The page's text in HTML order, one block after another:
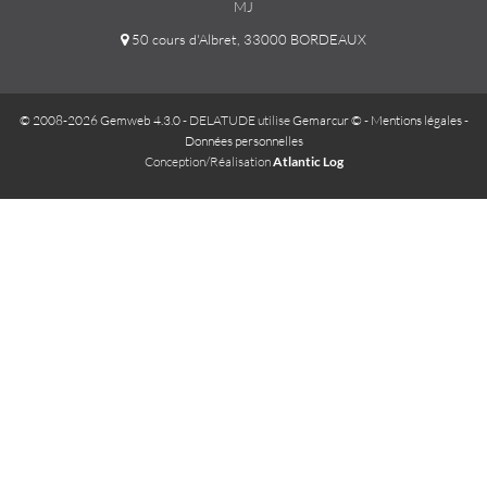
MJ
50 cours d'Albret, 33000 BORDEAUX
© 2008-2026 Gemweb 4.3.0- DELATUDE utiliseGemarcur © - Mentions légales-
Données personnelles
Conception/RéalisationAtlantic Log